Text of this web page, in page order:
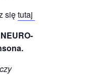
siętutaj